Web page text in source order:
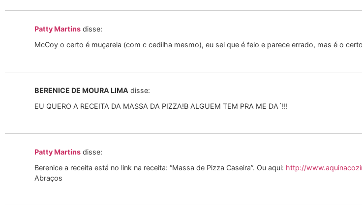
Patty Martins disse:
McCoy o certo é muçarela (com c cedilha mesmo), eu sei que é feio e parece errado, mas é o
BERENICE DE MOURA LIMA disse:
EU QUERO A RECEITA DA MASSA DA PIZZA!B ALGUEM TEM PRA ME DA´!!!
Patty Martins disse:
Berenice a receita está no link na receita: “Massa de Pizza Caseira”. Ou aqui: http://
Abraços